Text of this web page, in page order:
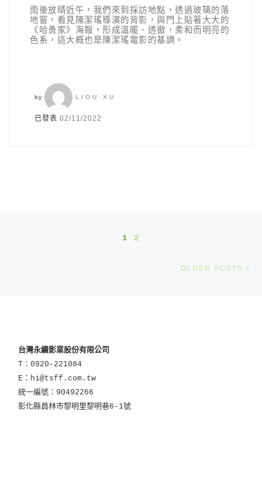
雨後放晴近午，我們來到採訪地點，透過玻璃的落
地窗，看見陳潔瑤導演的背影，與門上貼著大大的
《哈勇家》海報，形成溫暖、透徹，柔和而明亮的
色系，這大概也是陳潔瑤電影的基調。
by LIOU XU
已發表02/11/2022
1 2
OLDER POSTS
台灣永續影業股份有限公司
T：0920-221084
E：hi@tsff.com.tw
統一編號：90492266
彰化縣員林市黎明里黎明巷6-1號